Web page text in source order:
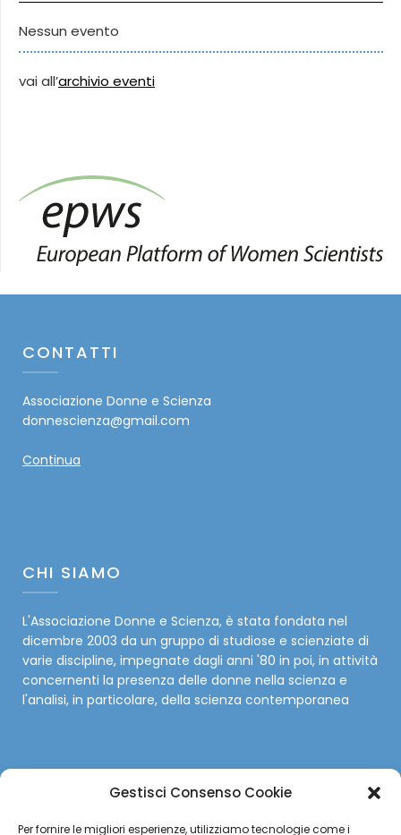
Gestisci Consenso Cookie
Per fornire le migliori esperienze, utilizziamo tecnologie come i
Nessun evento
vai all’archivio eventi
CONTATTI
Associazione Donne e Scienza
donnescienza@gmail.com
Continua
CHI SIAMO
L'Associazione Donne e Scienza, è stata fondata nel
dicembre 2003 da un gruppo di studiose e scienziate di
varie discipline, impegnate dagli anni '80 in poi, in attività
concernenti la presenza delle donne nella scienza e
l'analisi, in particolare, della scienza contemporanea